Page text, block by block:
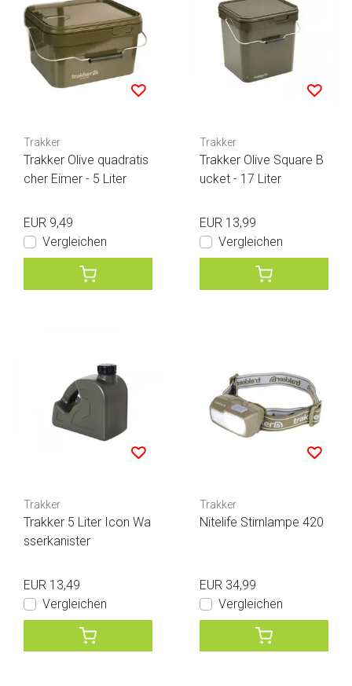
Trakker
Trakker Olive quadratis
cher Eimer - 5 Liter
EUR 9,49
Vergleichen
Trakker
Trakker Olive Square B
ucket - 17 Liter
EUR 13,99
Vergleichen
Trakker
Trakker 5 Liter Icon Wa
sserkanister
EUR 13,49
Vergleichen
Trakker
Nitelife Stirnlampe 420
EUR 34,99
Vergleichen